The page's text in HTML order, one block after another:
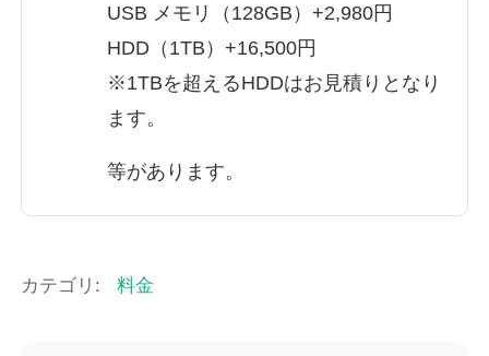
USB メモリ（128GB）+2,980円
HDD（1TB）+16,500円
※1TBを超えるHDDはお見積りとなり
ます。
等があります。
カテゴリ: 料金